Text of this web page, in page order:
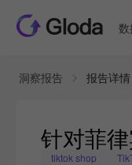
洞察报告 报告详情
针对菲
tiktok shop